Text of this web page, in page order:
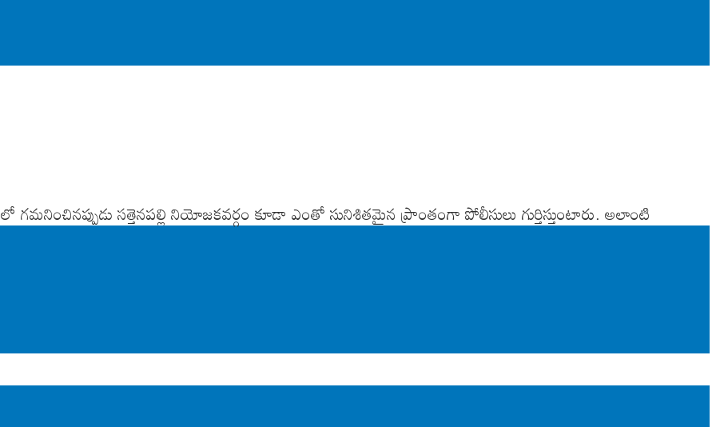
సత్తెనపల్లి నియోజకవర్గం కూడా ఎంతో సునిశితమైన ప్రాంతంగా పోలీసులు గుర్తిస్తుంటారు. అలాంటి